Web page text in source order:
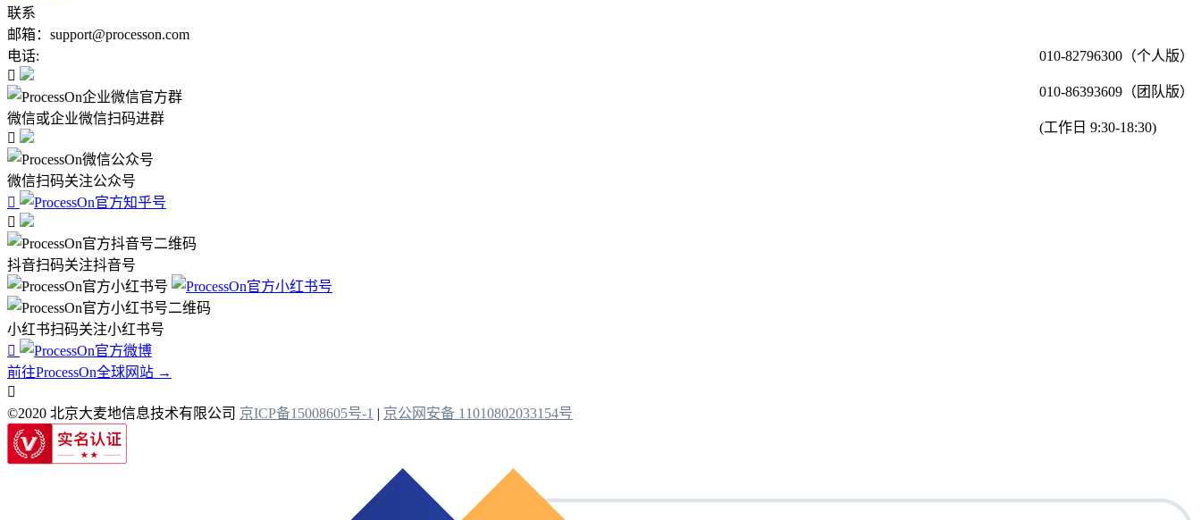
联系
邮箱：support@processon.com
电话:
010-82796300（个人版）
010-86393609（团队版）
(工作日 9:30-18:30)

微信或企业微信扫码进群

微信扫码关注公众号


抖音扫码关注抖音号
小红书扫码关注小红书号

前往ProcessOn全球网站 →

©2020 北京大麦地信息技术有限公司 京ICP备15008605号-1 | 京公网安备 11010802033154号